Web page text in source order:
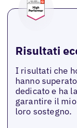
Risultati
I risultati che
hanno
dedicato e ha
garantire il
loro sostegno.